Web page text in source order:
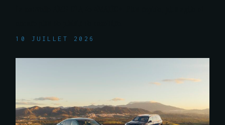
10 JUILLET 2026